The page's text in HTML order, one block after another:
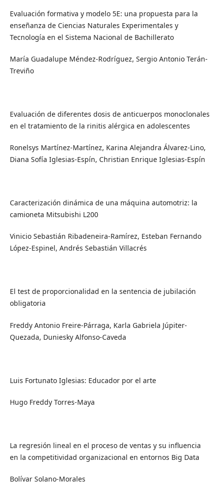
Evaluación formativa y modelo 5E: una propuesta para la
enseñanza de Ciencias Naturales Experimentales y
Tecnología en el Sistema Nacional de Bachillerato
María Guadalupe Méndez-Rodríguez, Sergio Antonio Terán-
Treviño
Evaluación de diferentes dosis de anticuerpos monoclonales
en el tratamiento de la rinitis alérgica en adolescentes
Ronelsys Martínez-Martínez, Karina Alejandra Álvarez-Lino,
Diana Sofía Iglesias-Espín, Christian Enrique Iglesias-Espín
Caracterización dinámica de una máquina automotriz: la
camioneta Mitsubishi L200
Vinicio Sebastián Ribadeneira-Ramírez, Esteban Fernando
López-Espinel, Andrés Sebastián Villacrés
El test de proporcionalidad en la sentencia de jubilación
obligatoria
Freddy Antonio Freire-Párraga, Karla Gabriela Júpiter-
Quezada, Duniesky Alfonso-Caveda
Luis Fortunato Iglesias: Educador por el arte
Hugo Freddy Torres-Maya
La regresión lineal en el proceso de ventas y su influencia
en la competitividad organizacional en entornos Big Data
Bolívar Solano-Morales